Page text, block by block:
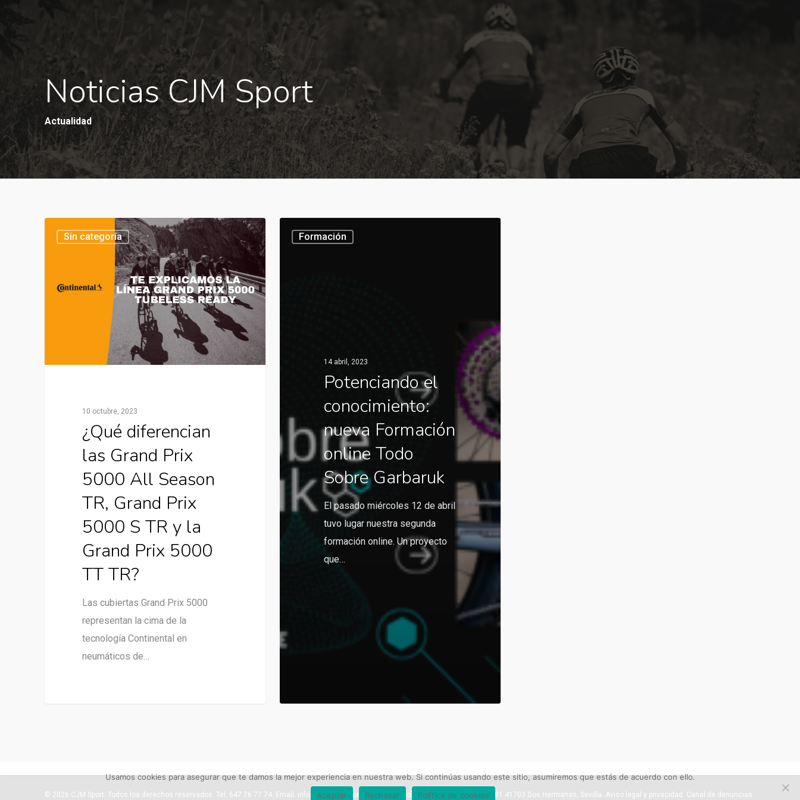
Noticias CJM Sport
Actualidad
Sin categoría
10 octubre, 2023
¿Qué diferencian
las Grand Prix
5000 All Season
TR, Grand Prix
5000 S TR y la
Grand Prix 5000
TT TR?
Las cubiertas Grand Prix 5000
representan la cima de la
tecnología Continental en
neumáticos de…
Formación
14 abril, 2023
Potenciando el
conocimiento:
nueva Formación
online Todo
Sobre Garbaruk
El pasado miércoles 12 de abril
tuvo lugar nuestra segunda
formación online. Un proyecto
que…
© 2026 CJM Sport. Todos los derechos reservados. Tel: 647 76 77 74. Email: info@cjmsport.com. Dirección: Pol. Ind. La Isla. C/ Río Viejo 81 41703 Dos Hermanas, Sevilla. Aviso legal y privacidad. Canal de denuncias
Usamos cookies para asegurar que te damos la mejor experiencia en nuestra web. Si continúas usando este sitio, asumiremos que estás de acuerdo con ello.
Aceptar
Rechazar Política de cookies